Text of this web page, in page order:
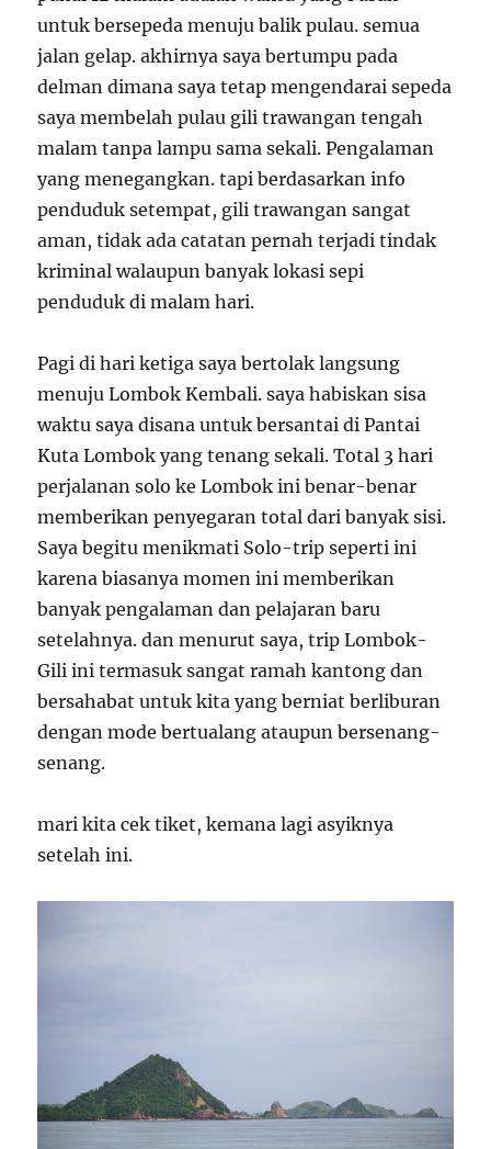
untuk bersepeda menuju balik pulau. semua
jalan gelap. akhirnya saya bertumpu pada
delman dimana saya tetap mengendarai sepeda
saya membelah pulau gili trawangan tengah
malam tanpa lampu sama sekali. Pengalaman
yang menegangkan. tapi berdasarkan info
penduduk setempat, gili trawangan sangat
aman, tidak ada catatan pernah terjadi tindak
kriminal walaupun banyak lokasi sepi
penduduk di malam hari.
Pagi di hari ketiga saya bertolak langsung
menuju Lombok Kembali. saya habiskan sisa
waktu saya disana untuk bersantai di Pantai
Kuta Lombok yang tenang sekali. Total 3 hari
perjalanan solo ke Lombok ini benar-benar
memberikan penyegaran total dari banyak sisi.
Saya begitu menikmati Solo-trip seperti ini
karena biasanya momen ini memberikan
banyak pengalaman dan pelajaran baru
setelahnya. dan menurut saya, trip Lombok-
Gili ini termasuk sangat ramah kantong dan
bersahabat untuk kita yang berniat berliburan
dengan mode bertualang ataupun bersenang-
senang.
mari kita cek tiket, kemana lagi asyiknya
setelah ini.